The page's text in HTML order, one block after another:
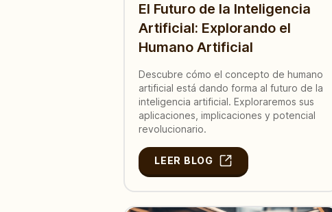
El Futuro de la Inteligencia
Artificial: Explorando el
Humano Artificial
Descubre cómo el concepto de humano
artificial está dando forma al futuro de la
inteligencia artificial. Exploraremos sus
aplicaciones, implicaciones y potencial
revolucionario.
LEER BLOG